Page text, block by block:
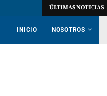
ÚLTIMAS NOTICIAS
INICIO NOSOTROS